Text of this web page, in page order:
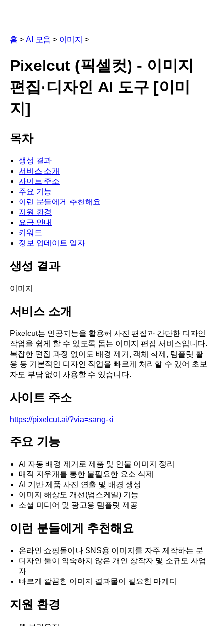
홈 > AI 모음 > 이미지 >
Pixelcut (픽셀컷) - 이미지
편집·디자인 AI 도구 [이미
지]
목차
생성 결과
서비스 소개
사이트 주소
주요 기능
이런 분들에게 추천해요
지원 환경
요금 안내
키워드
정보 업데이트 일자
생성 결과
이미지
서비스 소개
Pixelcut는 인공지능을 활용해 사진 편집과 간단한 디자인
작업을 쉽게 할 수 있도록 돕는 이미지 편집 서비스입니다.
복잡한 편집 과정 없이도 배경 제거, 객체 삭제, 템플릿 활
용 등 기본적인 디자인 작업을 빠르게 처리할 수 있어 초보
자도 부담 없이 사용할 수 있습니다.
사이트 주소
https://pixelcut.ai/?via=sang-ki
주요 기능
AI 자동 배경 제거로 제품 및 인물 이미지 정리
매직 지우개를 통한 불필요한 요소 삭제
AI 기반 제품 사진 연출 및 배경 생성
이미지 해상도 개선(업스케일) 기능
소셜 미디어 및 광고용 템플릿 제공
이런 분들에게 추천해요
온라인 쇼핑몰이나 SNS용 이미지를 자주 제작하는 분
디자인 툴이 익숙하지 않은 개인 창작자 및 소규모 사업
자
빠르게 깔끔한 이미지 결과물이 필요한 마케터
지원 환경